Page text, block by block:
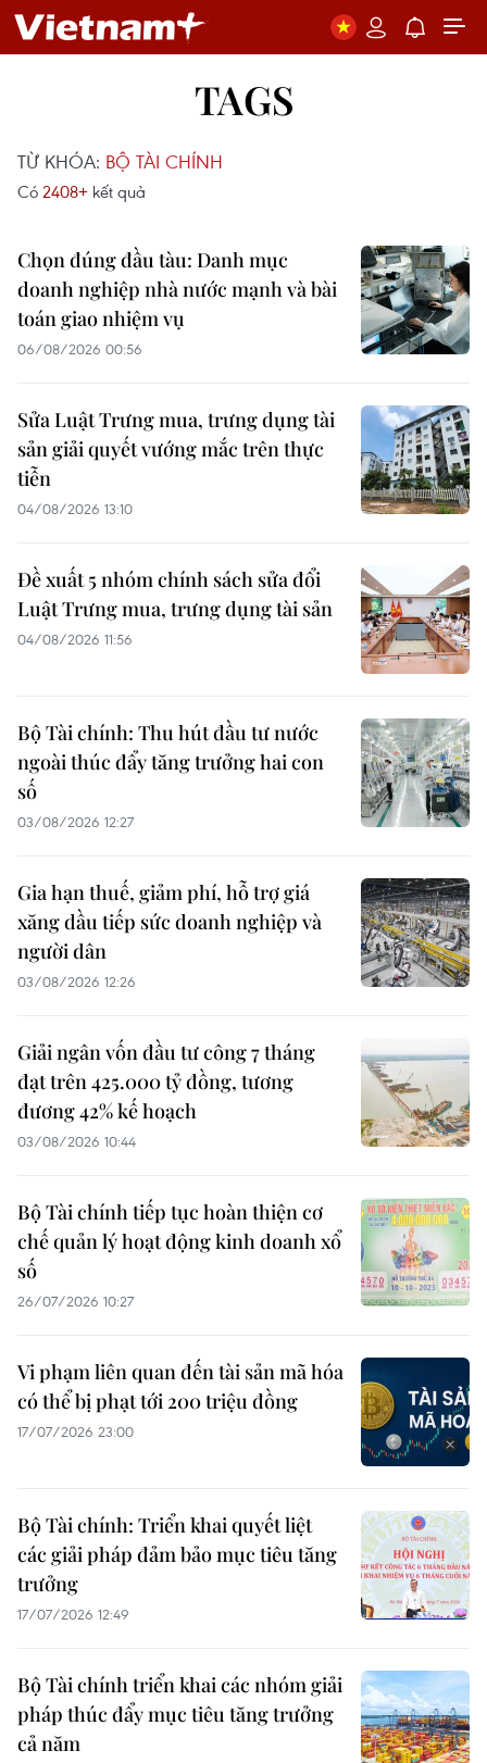
TAGS
TỪ KHÓA: BỘ TÀI CHÍNH
Có 2408+ kết quả
Chọn đúng đầu tàu: Danh mục
doanh nghiệp nhà nước mạnh và bài
toán giao nhiệm vụ
06/08/2026 00:56
Sửa Luật Trưng mua, trưng dụng tài
sản giải quyết vướng mắc trên thực
tiễn
04/08/2026 13:10
Đề xuất 5 nhóm chính sách sửa đổi
Luật Trưng mua, trưng dụng tài sản
04/08/2026 11:56
Bộ Tài chính: Thu hút đầu tư nước
ngoài thúc đẩy tăng trưởng hai con
số
03/08/2026 12:27
Gia hạn thuế, giảm phí, hỗ trợ giá
xăng dầu tiếp sức doanh nghiệp và
người dân
03/08/2026 12:26
Giải ngân vốn đầu tư công 7 tháng
đạt trên 425.000 tỷ đồng, tương
đương 42% kế hoạch
03/08/2026 10:44
Bộ Tài chính tiếp tục hoàn thiện cơ
chế quản lý hoạt động kinh doanh xổ
số
26/07/2026 10:27
Vi phạm liên quan đến tài sản mã hóa
có thể bị phạt tới 200 triệu đồng
17/07/2026 23:00
Bộ Tài chính: Triển khai quyết liệt
các giải pháp đảm bảo mục tiêu tăng
trưởng
17/07/2026 12:49
Bộ Tài chính triển khai các nhóm giải
pháp thúc đẩy mục tiêu tăng trưởng
cả năm